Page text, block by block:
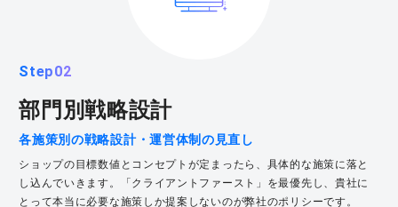
Step02
部門別戦略設計
各施策別の戦略設計・運営体制の見直し
ショップの目標数値とコンセプトが定まったら、具体的な施策に落と
し込んでいきます。「クライアントファースト」を最優先し、貴社に